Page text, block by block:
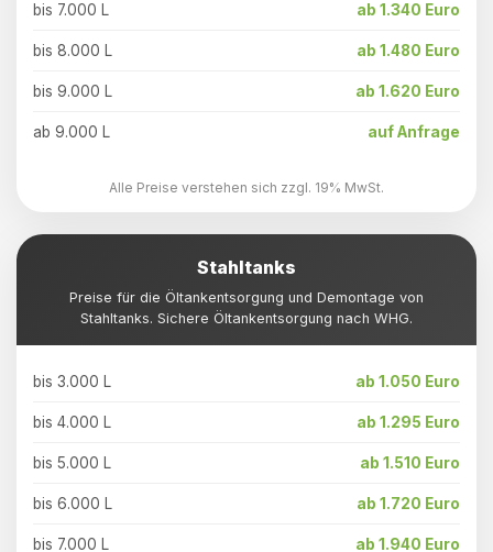
bis 7.000 L ab 1.340 Euro
bis 8.000 L ab 1.480 Euro
bis 9.000 L ab 1.620 Euro
ab 9.000 L auf Anfrage
Alle Preise verstehen sich zzgl. 19% MwSt.
Stahltanks
Preise für die Öltankentsorgung und Demontage von
Stahltanks. Sichere Öltankentsorgung nach WHG.
bis 3.000 L ab 1.050 Euro
bis 4.000 L ab 1.295 Euro
bis 5.000 L ab 1.510 Euro
bis 6.000 L ab 1.720 Euro
bis 7.000 L ab 1.940 Euro